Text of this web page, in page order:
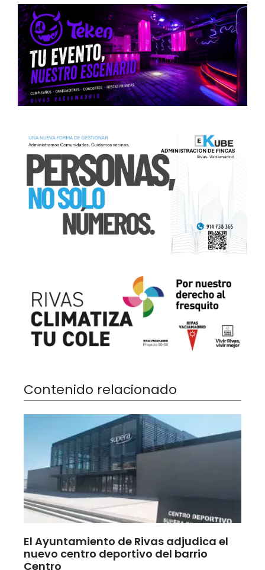
Contenido relacionado
El Ayuntamiento de Rivas adjudica el
nuevo centro deportivo del barrio
Centro